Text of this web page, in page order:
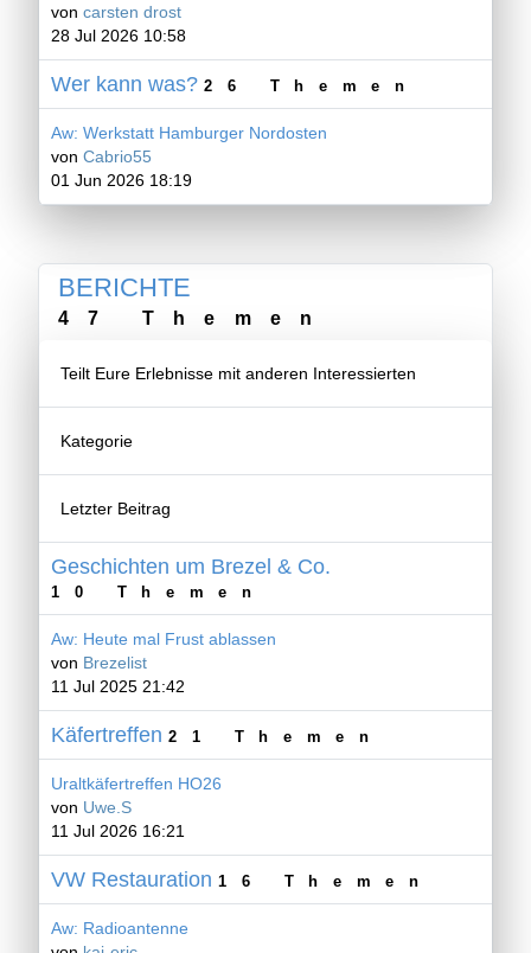
von carsten drost
28 Jul 2026 10:58
Wer kann was? 26 Themen
Aw: Werkstatt Hamburger Nordosten
von Cabrio55
01 Jun 2026 18:19
BERICHTE
47 Themen
Teilt Eure Erlebnisse mit anderen Interessierten
Kategorie
Letzter Beitrag
Geschichten um Brezel & Co.
10 Themen
Aw: Heute mal Frust ablassen
von Brezelist
11 Jul 2025 21:42
Käfertreffen 21 Themen
Uraltkäfertreffen HO26
von Uwe.S
11 Jul 2026 16:21
VW Restauration 16 Themen
Aw: Radioantenne